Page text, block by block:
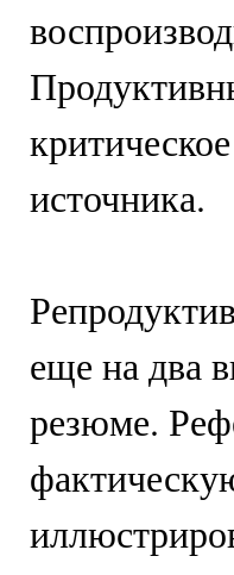
источника.
еще на два
резюме.